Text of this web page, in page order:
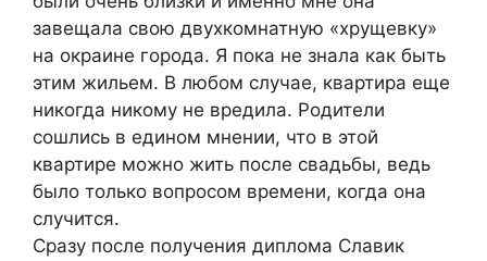
завещала свою двухкомнатную «хрущевку»
на окраине города. Я пока не знала как быть
этим жильем. В любом случае, квартира еще
никогда никому не вредила. Родители
сошлись в едином мнении, что в этой
квартире можно жить после свадьбы, ведь
было только вопросом времени, когда она
случится.
Сразу после получения диплома Славик